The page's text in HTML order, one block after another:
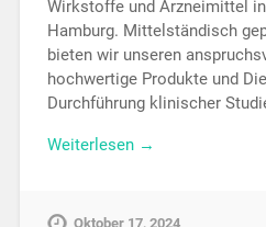
Wirkstoffe und Arzneimittel
Hamburg. Mittelständisch
bieten wir unseren
hochwertige Produkte und
Durchführung klinischer
Weiterlesen →
Oktober 17, 2024